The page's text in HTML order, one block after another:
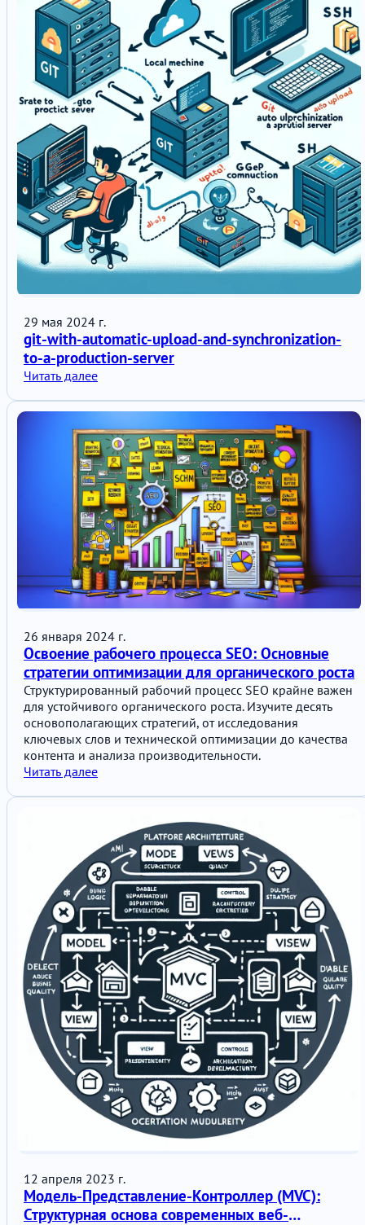
29 мая 2024 г.
git-with-automatic-upload-and-synchronization-
to-a-production-server
Читать далее
26 января 2024 г.
Освоение рабочего процесса SEO: Основные
стратегии оптимизации для органического роста
Структурированный рабочий процесс SEO крайне важен
для устойчивого органического роста. Изучите десять
основополагающих стратегий, от исследования
ключевых слов и технической оптимизации до качества
контента и анализа производительности.
Читать далее
12 апреля 2023 г.
Модель-Представление-Контроллер (MVC):
Структурная основа современных веб-